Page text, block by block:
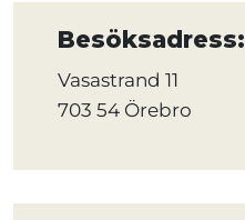
Besöksadress:
Vasastrand 11
703 54 Örebro